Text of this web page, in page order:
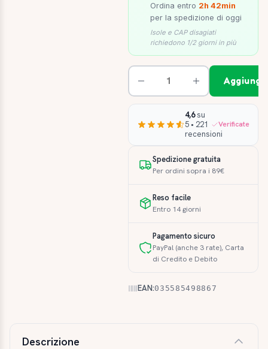
Ordina entro 2h 42min
per la spedizione di oggi
Isole e CAP disagiati
richiedono 1/2 giorni in più
4,6su
5 • 221
recensioni
Verificate
Spedizione gratuita
Per ordini sopra i 89€
Reso facile
Entro 14 giorni
Pagamento sicuro
PayPal (anche 3 rate), Carta
di Credito e Debito
EAN:035585498867
Descrizione